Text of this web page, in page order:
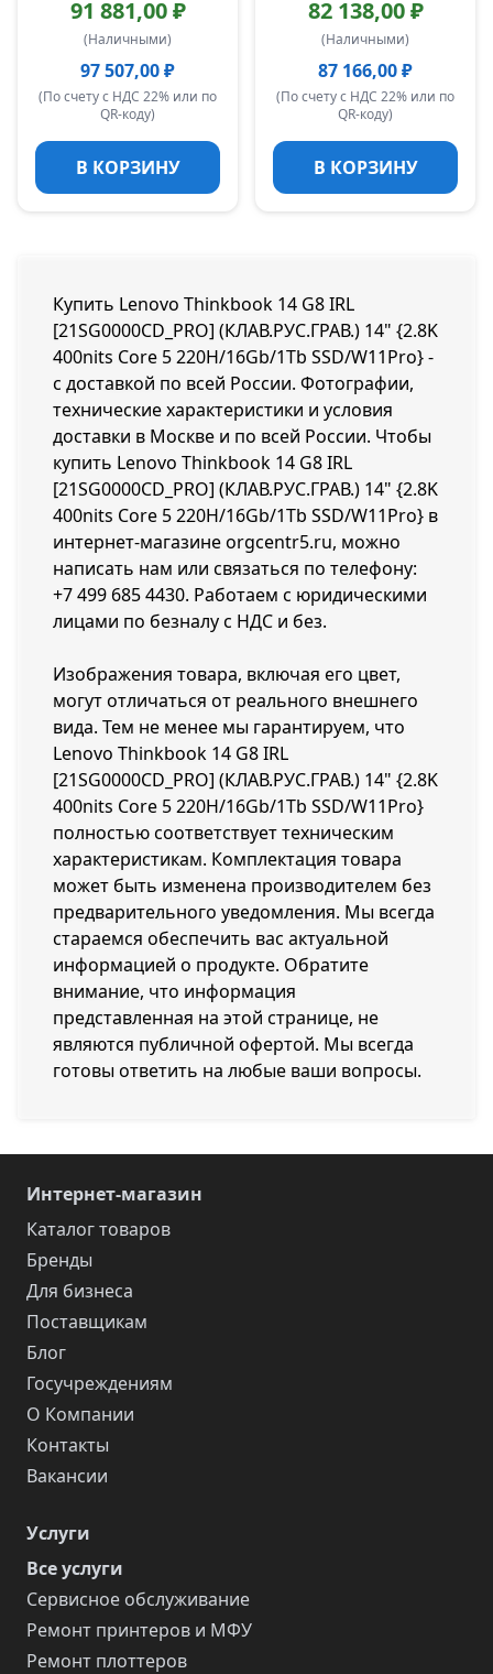
91 881,00 ₽
(Наличными)
97 507,00 ₽
(По счету с НДС 22% или по
QR-коду)
В КОРЗИНУ
82 138,00 ₽
(Наличными)
87 166,00 ₽
(По счету с НДС 22% или по
QR-коду)
В КОРЗИНУ
Купить Lenovo Thinkbook 14 G8 IRL
[21SG0000CD_PRO] (КЛАВ.РУС.ГРАВ.) 14" {2.8K
400nits Core 5 220H/16Gb/1Tb SSD/W11Pro} -
с доставкой по всей России. Фотографии,
технические характеристики и условия
доставки в Москве и по всей России. Чтобы
купить Lenovo Thinkbook 14 G8 IRL
[21SG0000CD_PRO] (КЛАВ.РУС.ГРАВ.) 14" {2.8K
400nits Core 5 220H/16Gb/1Tb SSD/W11Pro} в
интернет-магазине orgcentr5.ru, можно
написать нам или связаться по телефону:
+7 499 685 4430. Работаем с юридическими
лицами по безналу с НДС и без.
Изображения товара, включая его цвет,
могут отличаться от реального внешнего
вида. Тем не менее мы гарантируем, что
Lenovo Thinkbook 14 G8 IRL
[21SG0000CD_PRO] (КЛАВ.РУС.ГРАВ.) 14" {2.8K
400nits Core 5 220H/16Gb/1Tb SSD/W11Pro}
полностью соответствует техническим
характеристикам. Комплектация товара
может быть изменена производителем без
предварительного уведомления. Мы всегда
стараемся обеспечить вас актуальной
информацией о продукте. Обратите
внимание, что информация
представленная на этой странице, не
являются публичной офертой. Мы всегда
готовы ответить на любые ваши вопросы.
Интернет-магазин
Каталог товаров
Бренды
Для бизнеса
Поставщикам
Блог
Госучреждениям
О Компании
Контакты
Вакансии
Услуги
Все услуги
Сервисное обслуживание
Ремонт принтеров и МФУ
Ремонт плоттеров